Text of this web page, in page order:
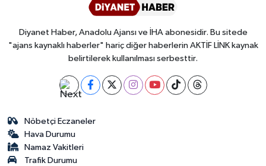
Diyanet Haber, Anadolu Ajansı ve İHA abonesidir. Bu sitede
"ajans kaynaklı haberler" hariç diğer haberlerin AKTİF LİNK kaynak
belirtilerek kullanılması serbesttir.
Nöbetçi Eczaneler
Hava Durumu
Namaz Vakitleri
Trafik Durumu